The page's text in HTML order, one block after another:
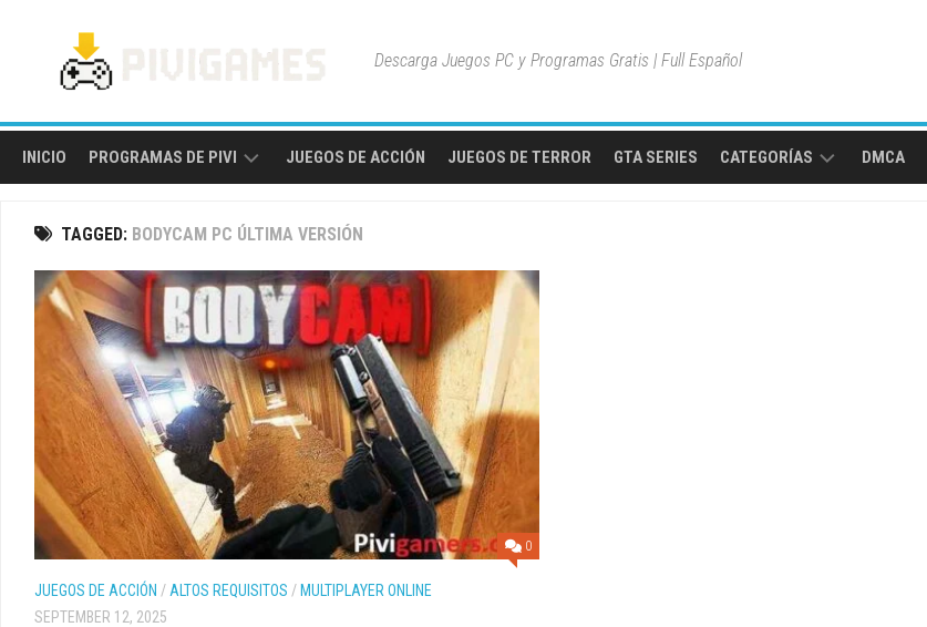
Descarga Juegos PC y Programas Gratis | Full Español
INICIO PROGRAMAS DE PIVI
Y
JUEGOS DE ACCIÓN JUEGOS DE TERROR GTA SERIES CATEGORÍAS DMCA
TAGGED: BODYCAM PC ÚLTIMA VERSIÓN
0
JUEGOS DE ACCIÓN / ALTOS REQUISITOS / MULTIPLAYER ONLINE
SEPTEMBER 12, 2025